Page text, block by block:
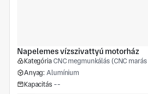
Napelemes vízszivattyú motorház
KategóriaCNC megmunkálás (CNC
Anyag: Alumínium
Kapacitás --